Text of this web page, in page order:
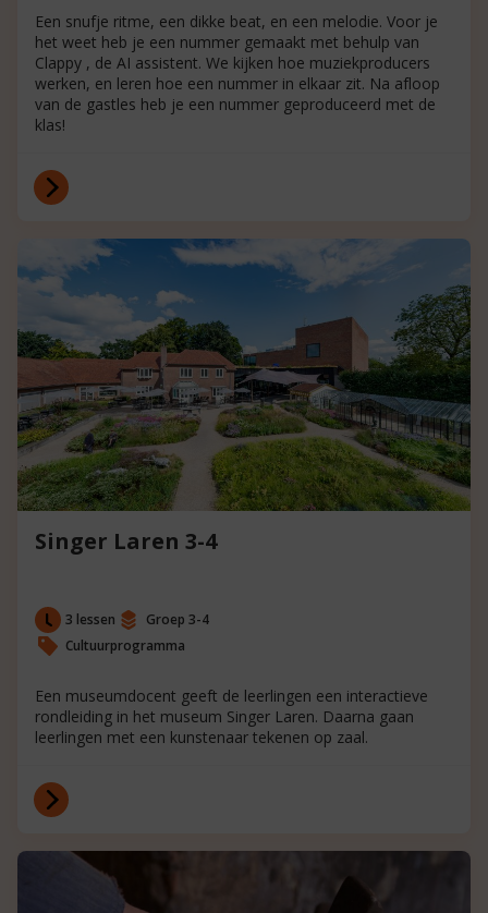
Een snufje ritme, een dikke beat, en een melodie. Voor je
het weet heb je een nummer gemaakt met behulp van
Clappy , de AI assistent. We kijken hoe muziekproducers
werken, en leren hoe een nummer in elkaar zit. Na afloop
van de gastles heb je een nummer geproduceerd met de
klas!
Singer Laren 3-4
3 lessen
Groep 3-4
Cultuurprogramma
Een museumdocent geeft de leerlingen een interactieve
rondleiding in het museum Singer Laren. Daarna gaan
leerlingen met een kunstenaar tekenen op zaal.